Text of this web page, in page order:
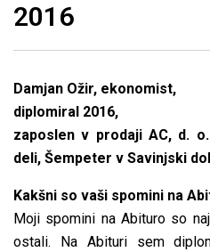
2016
Damjan Ožir, ekonomist,
diplomiral 2016,
zaposlen v prodaji AC, d.
deli, Šempeter v Savinjski
Kakšni so vaši spomini na
Moji spomini na Abituro so
ostali. Na Abituri sem